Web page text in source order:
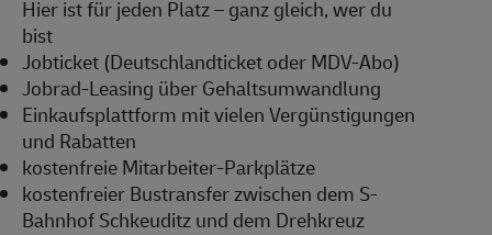
Hier ist für jeden Platz – ganz gleich, wer du
bist
Jobticket (Deutschlandticket oder MDV-Abo)
Jobrad-Leasing über Gehaltsumwandlung
Einkaufsplattform mit vielen Vergünstigungen
und Rabatten
kostenfreie Mitarbeiter-Parkplätze
kostenfreier Bustransfer zwischen dem S-
Bahnhof Schkeuditz und dem Drehkreuz